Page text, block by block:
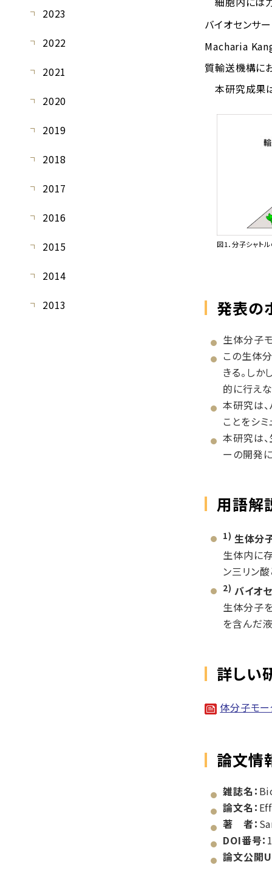
バイオセンサー
Macharia
質輸送機構に
本研究成果
図1．分子シャト
発表の
生体分子
この生体
きる。し
的に行え
本研究は
ことをシ
本研究は
ーの開発
用語解
1) 生体分
生体内に
ン三リン
2) バイオ
生体分子
を含んだ
詳しい
体分子モ
論文情
雑誌名：
論文名：
著 者：
DOI番号：
論文公開
2023
2022
2021
2020
2019
2018
2017
2016
2015
2014
2013